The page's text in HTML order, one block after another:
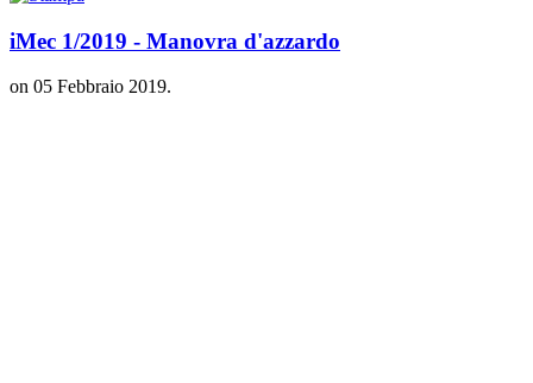
iMec 1/2019 - Manovra d'azzardo
on 05 Febbraio 2019.